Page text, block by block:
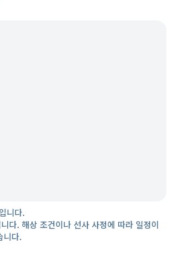
니다.
다. 해상 조건이나 선사 사정에 따라 일정이
니다.